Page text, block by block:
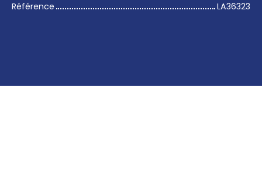
Référence
LA36323